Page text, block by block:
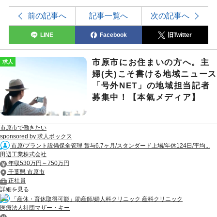
前の記事へ 記事一覧へ 次の記事へ
LINE Facebook 旧Twitter
求人
市原市にお住まいの方へ。主
婦(夫)こそ書ける地域ニュース
「号外NET」の地域担当記者
募集中！【本氣メディア】
市原市で働きたい
sponsored by 求人ボックス
市原/プラント設備保全管理 賞与6.7ヶ月/スタンダード上場/年休124日/平均...
田辺工業株式会社
年収530万円～750万円
千葉県 市原市
正社員
詳細を見る
「産休・育休取得可能」助産師/婦人科クリニック 産科クリニック
医療法人社団マザー・キー